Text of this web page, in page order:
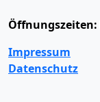
Öffnungszeiten:
Impressum
Datenschutz